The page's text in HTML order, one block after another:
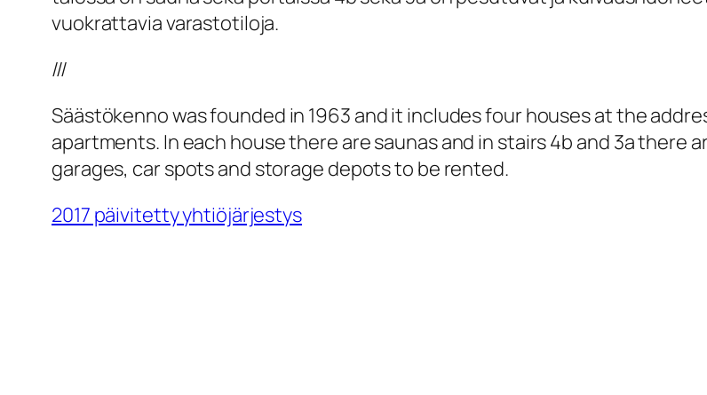
vuokrattavia varastotiloja.
///
Säästökenno was founded in 1963 and it includes four houses at the
apartments. In each house there are saunas and in stairs 4b and 3a there
garages, car spots and storage depots to be rented.
2017 päivitetty yhtiöjärjestys